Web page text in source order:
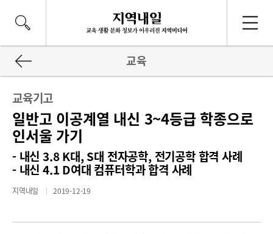
교육
교육기고
일반고 이공계열 내신 3~4등급 학종으로
인서울 가기
- 내신 3.8 K대, S대 전자공학, 전기공학 합격 사례
- 내신 4.1 D여대 컴퓨터학과 합격 사례
지역내일 2019-12-19